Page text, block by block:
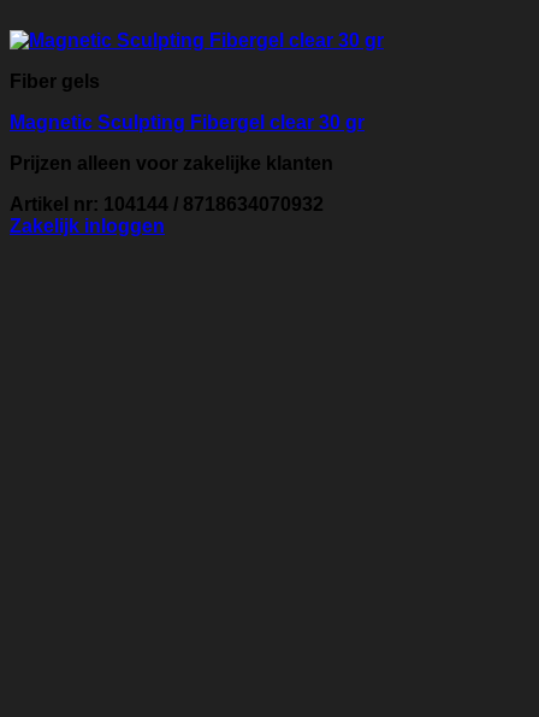
Fiber gels
Magnetic Sculpting Fibergel clear 30 gr
Prijzen alleen voor zakelijke klanten
Artikel nr: 104144 / 8718634070932
Zakelijk inloggen